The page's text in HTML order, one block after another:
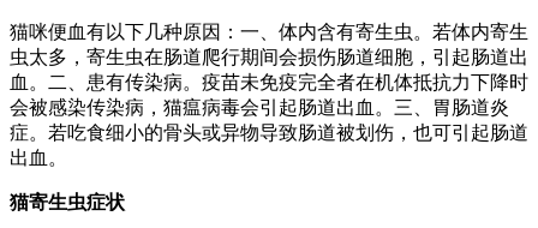
猫咪便血有以下几种原因：一、体内含有寄生虫。若体内寄生
虫太多，寄生虫在肠道爬行期间会损伤肠道细胞，引起肠道出
血。二、患有传染病。疫苗未免疫完全者在机体抵抗力下降时
会被感染传染病，猫瘟病毒会引起肠道出血。三、胃肠道炎
症。若吃食细小的骨头或异物导致肠道被划伤，也可引起肠道
出血。
猫寄生虫症状